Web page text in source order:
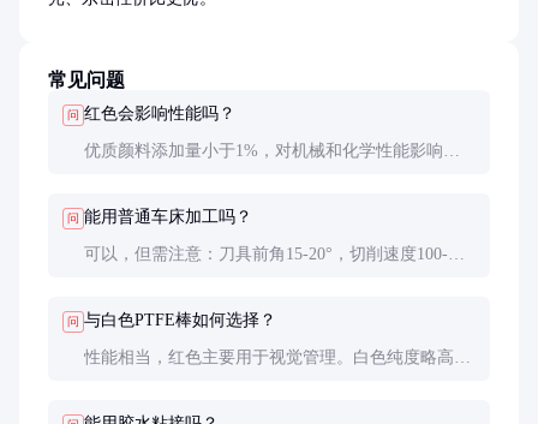
常见问题
问 红色会影响性能吗？
优质颜料添加量小于1%，对机械和化学性能影响可
问 能用普通车床加工吗？
可以，但需注意：刀具前角15-20°，切削速度100-
问 与白色PTFE棒如何选择？
性能相当，红色主要用于视觉管理。白色纯度略高